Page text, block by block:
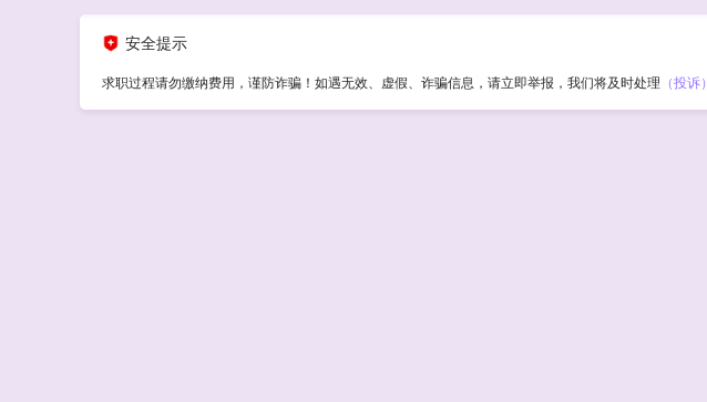
安全提示
求职过程请勿缴纳费用，谨防诈骗！如遇无效、虚假、诈骗信息，请立即举报，我们将及时处理 （投诉）